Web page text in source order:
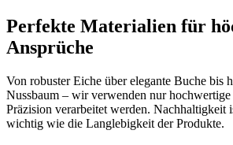
Perfekte Materialien für
Ansprüche
Von robuster Eiche über elegante Buche bis
Nussbaum – wir verwenden nur
Präzision verarbeitet werden. Nachhaltigkeit
wichtig wie die Langlebigkeit der Produkte.